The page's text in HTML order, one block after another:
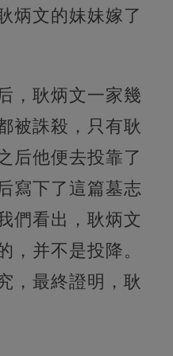
炳文的妹妹嫁了
耿炳文一家幾
被誅殺，只有耿
后他便去投靠了
寫下了這篇墓志
們看出，耿炳文
，并不是投降。
，最終證明，耿